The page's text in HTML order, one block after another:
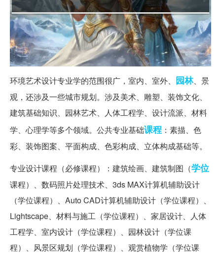
环境艺术设计专业学的范围很广，室内、室外、 园林、景
观，还涉及一些城市规划。涉及美术、雕塑、装饰文化、
建筑基础知识、园林艺术、人体工程学、设计流派、材料
学、心理学等多个领域。公共专业基础课程 ：素描、色
彩、装饰图案、平面构成、色彩构成、立体构成基础等。
专业设计课程（必修课程）：建筑绘画、建筑制图（学位
课程）、数码照片处理技术、3ds MAX计算机辅助设计
（学位课程）、Auto CAD计算机辅助设计（学位课程）、
Lightscape、材料与施工（学位课程）、家居设计、人体
工程学、室内设计（学位课程）、园林设计（学位课
程）、风景区规划（学位课程）、观赏植物学（学位课